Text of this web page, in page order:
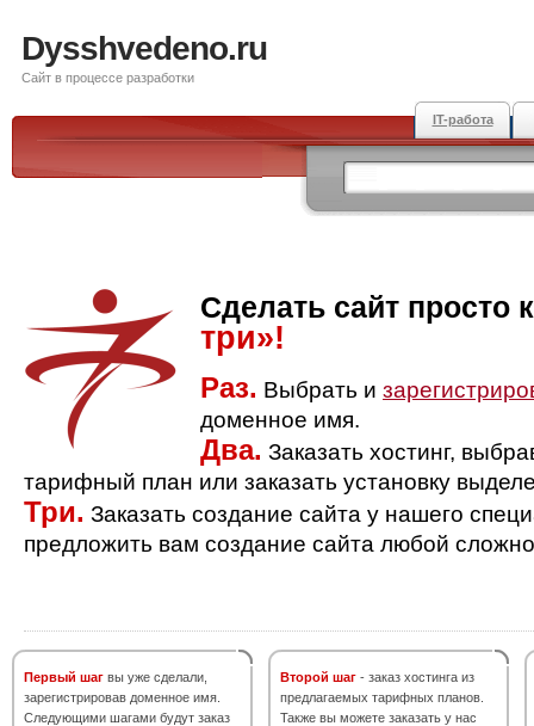
Dysshvedeno.ru
Сайт в процессе разработки
IT-работа
Сделать сайт просто
три»!
Раз. Выбрать и
доменное имя.
Два. Заказать хостинг,
тарифный план или заказать установку
Три. Заказать создание сайта у нашего
предложить вам создание сайта любой
Первый шаг вы уже сделали,
зарегистрировав доменное имя.
Следующими шагами будут заказ
Второй шаг - заказ хостинга из
предлагаемых тарифных планов.
Также вы можете заказать у нас